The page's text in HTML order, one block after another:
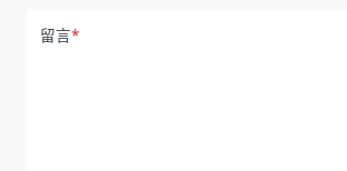
留言*